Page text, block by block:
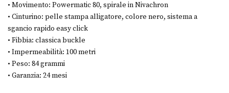
• Movimento: Powermatic 80, spirale in Nivachron
• Cinturino: pelle stampa alligatore, colore nero, sistema a
sgancio rapido easy click
• Fibbia: classica buckle
• Impermeabilità: 100 metri
• Peso: 84 grammi
• Garanzia: 24 mesi